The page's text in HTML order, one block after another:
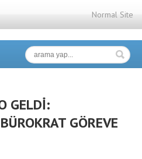
Normal Site
GELDİ:
GÖREVE